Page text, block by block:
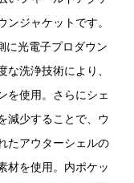
ンジャケットです。
に光電子プロダウン
洗浄技術により、
を使用。さらにシェ
減少することで、ウ
たアウターシェルの
材を使用。内ポケッ